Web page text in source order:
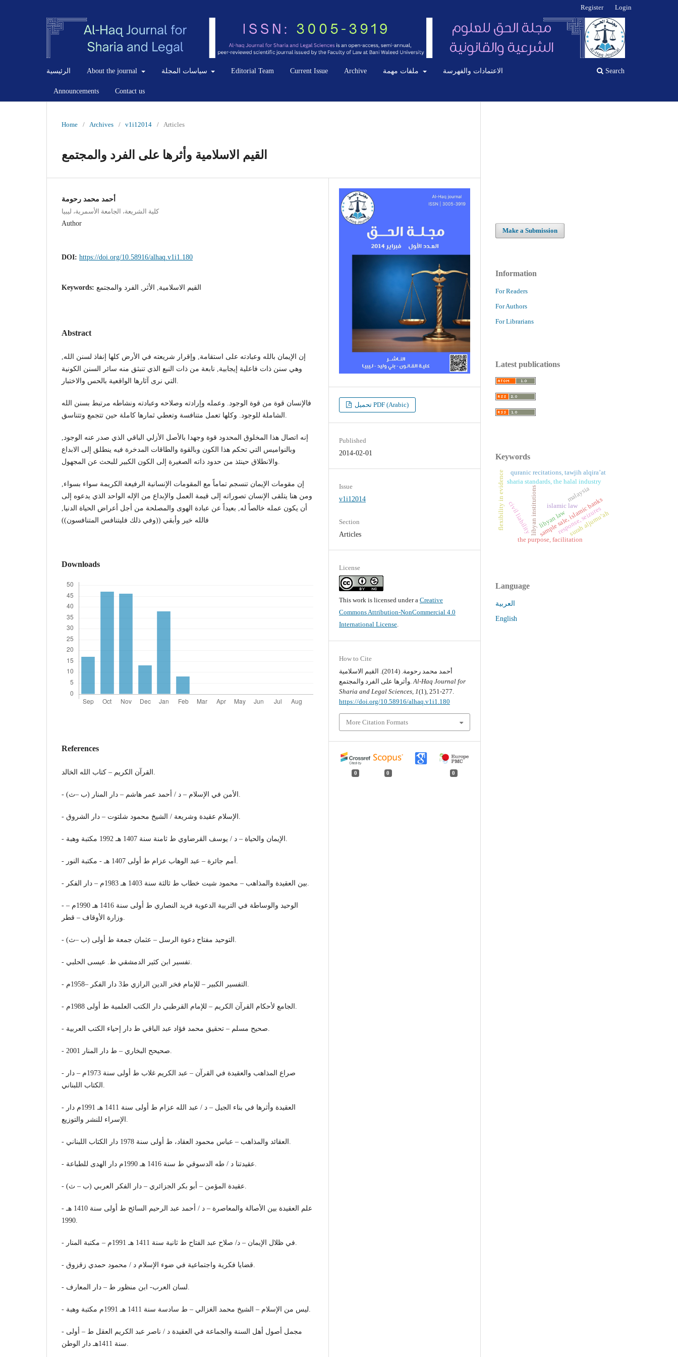
الرئيسية About the journal Editorial Team Current Issue Archive الاعتمادات والفهرسة
Announcements Contact us
Search
Register Login
Home / Archives / v1i12014 / Articles
القيم الاسلامية وأثرها على الفرد والمجتمع
أحمد محمد رحومة
كلية الشريعة، الجامعة الأسمرية، ليبيا
Author
DOI: https://doi.org/10.58916/alhaq.v1i1.180
Keywords: القيم الاسلامية, الأثر, الفرد والمجتمع
Abstract
إن الإيمان بالله وعبادته على استقامة, وإقرار شريعته في الأرض كلها إنفاذ لسنن الله,
وهي سنن ذات فاعلية إيجابية, نابعة من ذات النبع الذي تنبثق منه سائر السنن الكونية
فالإنسان قوة من قوة الوجود. وعمله وإرادته وصلاحه وعبادته ونشاطه مرتبط بسنن الله
إنه اتصال هذا المخلوق المحدود قوة وجهدا بالأصل الأزلي الباقي الذي صدر عنه الوجود,
وبالنواميس التي تحكم هذا الكون وبالقوة والطاقات المدخرة فيه ينطلق إلى الابداع
إن مقومات الإيمان تنسجم تماماً مع المقومات الإنسانية الرفيعة الكريمة سواء بسواء,
ومن هنا يتلقى الإنسان تصوراته إلى قيمة العمل والإبداع من الإله الواحد الذي يدعوه إلى
أن يكون عمله خالصاً له, بعيداً عن عبادة الهوى والمصلحة من أجل أعراض الحياة الدنيا,
فالله خير وأبقي ((وفي ذلك فليتنافس المتنافسون))
Downloads
References
- الوحيد والوساطة في التربية الدعوية فريد النصاري ط أولى سنة 1416 هـ 1990م –
وزارة الأوقاف – قطر.
- التوحيد مفتاح دعوة الرسل – عثمان جمعة ط أولى (ب –ث).
- تفسير ابن كثير الدمشقي ط. عيسى الحلبي.
- التفسير الكبير – للإمام فخر الدين الرازي ط3 دار الفكر –1958م.
- الجامع لأحكام القرآن الكريم – للإمام القرطبي دار الكتب العلمية ط أولى 1988م.
- صحيح مسلم – تحقيق محمد فؤاد عبد الباقي ط دار إحياء الكتب العربية.
- صحيحح البخاري – ط دار المنار 2001.
- صراع المذاهب والعقيدة في القرآن – عبد الكريم غلاب ط أولى سنة 1973م – دار
الكتاب اللبناني.
- العقيدة وأثرها في بناء الجيل – د / عبد الله عزام ط أولى سنة 1411 هـ 1991م دار
الإسراء للنشر والتوزيع.
- العقائد والمذاهب – عباس محمود العقاد، ط أولى سنة 1978 دار الكتاب اللبناني.
- عقيدتنا د / طه الدسوقي ط سنة 1416 هـ 1990م دار الهدى للطباعة.
- عقيدة المؤمن – أبو بكر الجزائري – دار الفكر العربي (ب – ث).
- علم العقيدة بين الأصالة والمعاصرة – د / أحمد عبد الرحيم السائح ط أولى سنة 1410 هـ
1990.
- في ظلال الإيمان – د/ صلاح عبد الفتاح ط ثانية سنة 1411 هـ 1991م – مكتبة المنار.
- قضايا فكرية واجتماعية في ضوء الإسلام د / محمود حمدي زقزوق.
- لسان العرب- ابن منظور ط – دار المعارف.
- ليس من الإسلام – الشيخ محمد الغزالي – ط سادسة سنة 1411 هـ 1991م مكتبة وهبة.
- مجمل أصول أهل السنة والجماعة في العقيدة د / ناصر عبد الكريم العقل ط – أولى
سنة 1411هـ دار الوطن.
تحميل PDF (Arabic)
Published
2014-02-01
Issue
v1i12014
Section
Articles
License
This work is licensed under aCreative
Commons Attribution-NonCommercial 4.0
International License.
How to Cite
أحمد محمد رحومة. (2014). القيم الاسلامية
وأثرها على الفرد والمجتمع.Al-Haq Journal for
Sharia and Legal Sciences,1(1), 251-277.
https://doi.org/10.58916/alhaq.v1i1.180
More Citation Formats
0 0 0
Make a Submission
Information
For Readers
For Authors
For Librarians
Latest publications
Keywords
sample sale, islamic banks
malaysia
sharia standards, the halal industry
libyan institutions
the purpose, facilitation
islamic law
civil liability response, seizures
libyan law
quranic recitations, tawjih alqira’at
flexibility in evidence surah aljumu’ah
Language
العربية
English